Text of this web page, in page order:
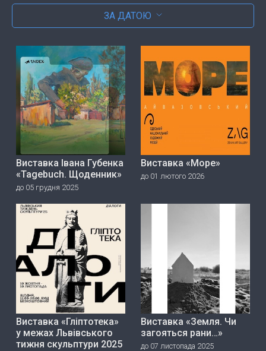
ЗА ДАТОЮ
Виставка Івана Губенка
«Tagebuch. Щоденник»
до 05 грудня 2025
Виставка «Море»
до 01 лютого 2026
Виставка «Гліптотека»
у межах Львівського
тижня скульптури 2025
Виставка «Земля. Чи
загояться рани…»
до 07 листопада 2025